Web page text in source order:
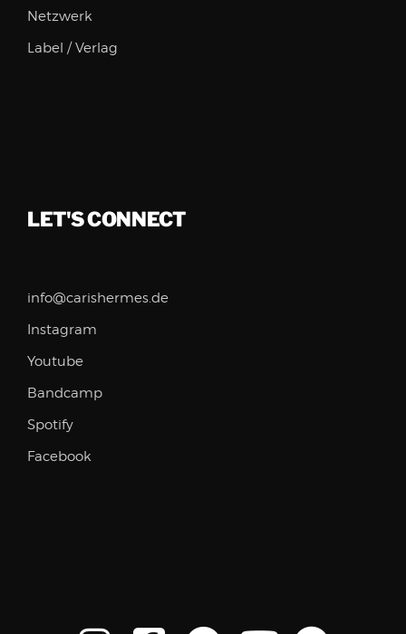
Netzwerk
Label / Verlag
LET'S CONNECT
info@carishermes.de
Instagram
Youtube
Bandcamp
Spotify
Facebook